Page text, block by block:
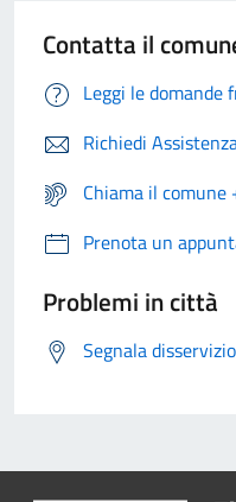
Contatta il
Leggi le domande
Richiedi
Chiama il
Prenota un
Problemi in città
Segnala disservizio